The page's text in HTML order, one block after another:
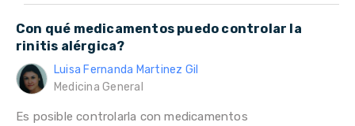
Con qué medicamentos puedo controlar la
rinitis alérgica?
Luisa Fernanda Martinez Gil
Medicina General
Es posible controlarla con medicamentos